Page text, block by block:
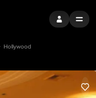
ZALOGUJ SIĘ
MENU
Hollywood
LIKE